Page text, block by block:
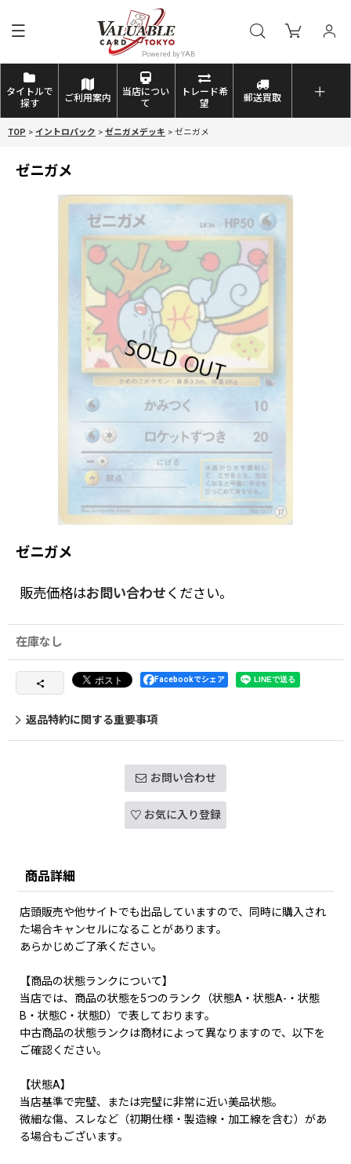
タイトルで
探す
ご利用案内
当店につい
て
トレード希
望
郵送買取
TOP > イントロパック > ゼニガメデッキ > ゼニガメ
ゼニガメ
ゼニガメ
販売価格はお問い合わせ ください。
在庫なし
Facebookでシェア
返品特約に関する重要事項
お問い合わせ
お気に入り登録
商品詳細
店頭販売や他サイトでも出品していますので、同時に購入され
た場合キャンセルになることがあります。
あらかじめご了承ください。
【商品の状態ランクについて】
当店では、商品の状態を5つのランク（状態A・状態A-・状態
B・状態C・状態D）で表しております。
中古商品の状態ランクは商材によって異なりますので、以下を
ご確認ください。
【状態A】
当店基準で完璧、または完璧に非常に近い美品状態。
微細な傷、スレなど（初期仕様・製造線・加工線を含む）があ
る場合もございます。